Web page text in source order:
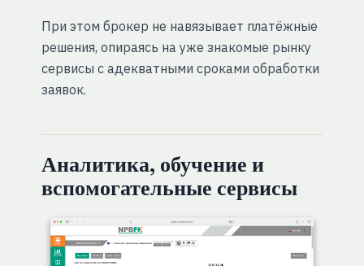
При этом брокер не навязывает платёжные
решения, опираясь на уже знакомые рынку
сервисы с адекватными сроками обработки
заявок.
Аналитика, обучение и
вспомогательные сервисы